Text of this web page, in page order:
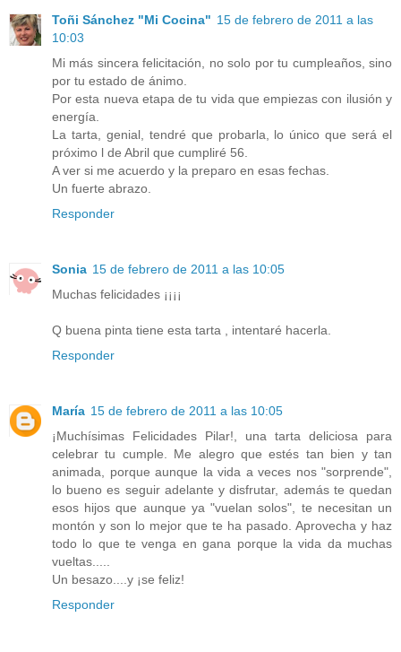
Toñi Sánchez "Mi Cocina" 15 de febrero de 2011 a las
10:03
Mi más sincera felicitación, no solo por tu cumpleaños, sino
por tu estado de ánimo.
Por esta nueva etapa de tu vida que empiezas con ilusión y
energía.
La tarta, genial, tendré que probarla, lo único que será el
próximo l de Abril que cumpliré 56.
A ver si me acuerdo y la preparo en esas fechas.
Un fuerte abrazo.
Responder
Sonia 15 de febrero de 2011 a las 10:05
Muchas felicidades ¡¡¡¡
Q buena pinta tiene esta tarta , intentaré hacerla.
Responder
María 15 de febrero de 2011 a las 10:05
¡Muchísimas Felicidades Pilar!, una tarta deliciosa para
celebrar tu cumple. Me alegro que estés tan bien y tan
animada, porque aunque la vida a veces nos "sorprende",
lo bueno es seguir adelante y disfrutar, además te quedan
esos hijos que aunque ya "vuelan solos", te necesitan un
montón y son lo mejor que te ha pasado. Aprovecha y haz
todo lo que te venga en gana porque la vida da muchas
vueltas.....
Un besazo....y ¡se feliz!
Responder